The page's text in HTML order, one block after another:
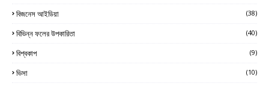
বিজনেস আইডিয়া (38)
বিভিন্ন ফলের উপকারিতা (40)
বিশ্বকাপ (9)
ভিসা (10)